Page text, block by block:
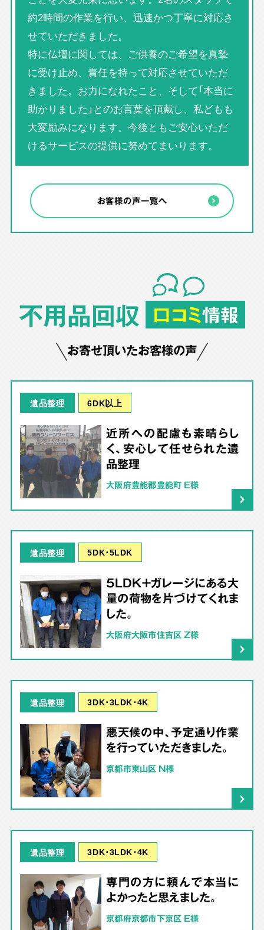
約2時間の作業を行い、迅速かつ丁寧に対応さ
せていただきました。
特に仏壇に関しては、ご供養のご希望を真摯
に受け止め、責任を持って対応させていただ
きました。お力になれたこと、そして「本当に
助かりました」とのお言葉を頂戴し、私どもも
大変励みになります。今後ともご安心いただ
けるサービスの提供に努めてまいります。
お客様の声一覧へ
不用品回収 口コミ情報
お寄せ頂いたお客様の声
遺品整理 6DK以上
近所への配慮も素晴らし
く、安心して任せられた遺
品整理
大阪府豊能郡豊能町 E様
遺品整理 5DK･5LDK
5LDK＋ガレージにある大
量の荷物を片づけてくれま
した。
大阪府大阪市住吉区 Z様
遺品整理 3DK･3LDK･4K
悪天候の中、予定通り作業
を行っていただきました。
京都市東山区 N様
遺品整理 3DK･3LDK･4K
専門の方に頼んで本当に
よかったと思えました。
京都府京都市下京区 E様